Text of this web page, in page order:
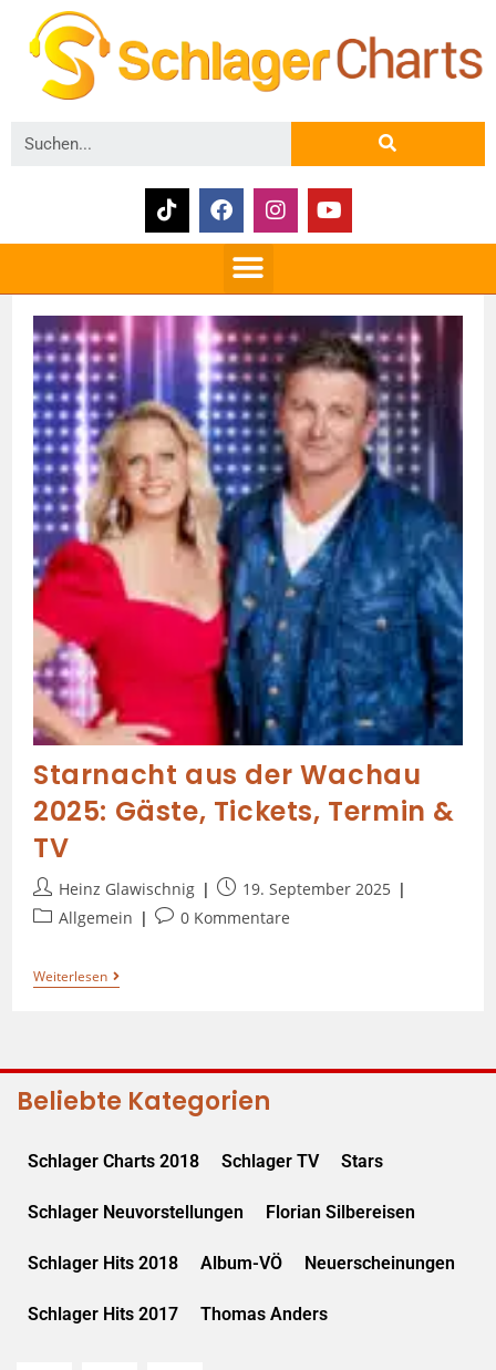
Starnacht aus der Wachau
2025: Gäste, Tickets, Termin &
TV
Heinz Glawischnig
19. September 2025
Allgemein
0 Kommentare
Weiterlesen
Beliebte Kategorien
Schlager Charts 2018 Schlager TV Stars
Schlager Neuvorstellungen Florian Silbereisen
Schlager Hits 2018 Album-VÖ Neuerscheinungen
Schlager Hits 2017 Thomas Anders